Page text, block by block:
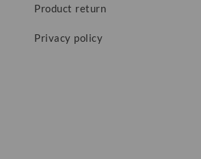
Product return
Privacy policy